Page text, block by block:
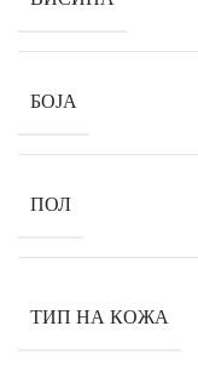
БОЈА
ПОЛ
ТИП НА КОЖА